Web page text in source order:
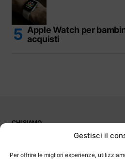
Gestisci il
Per offrire le migliori esperienze,
Apple Watch per
acquisti
CHI SIAMO